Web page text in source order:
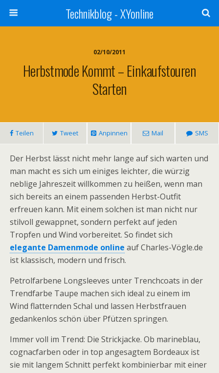
Technikblog - XYonline
02/10/2011
Herbstmode Kommt – Einkaufstouren
Starten
Teilen Tweet Anpinnen Mail SMS
Der Herbst lässt nicht mehr lange auf sich warten und
man macht es sich um einiges leichter, die würzig
neblige Jahreszeit willkommen zu heißen, wenn man
sich bereits an einem passenden Herbst-Outfit
erfreuen kann. Mit einem solchen ist man nicht nur
stilvoll gewappnet, sondern perfekt auf jeden
Tropfen und Wind vorbereitet. So findet sich
elegante Damenmode online auf Charles-Vögle.de
ist klassisch, modern und frisch.
Petrolfarbene Longsleeves unter Trenchcoats in der
Trendfarbe Taupe machen sich ideal zu einem im
Wind flatternden Schal und lassen Herbstfrauen
gedankenlos schön über Pfützen springen.
Immer voll im Trend: Die Strickjacke. Ob marineblau,
cognacfarben oder in top angesagtem Bordeaux ist
sie mit langem Schnitt perfekt kombinierbar mit einer